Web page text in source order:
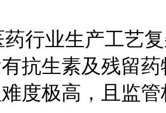
行业生产工艺
抗生素及残留
度极高，且监